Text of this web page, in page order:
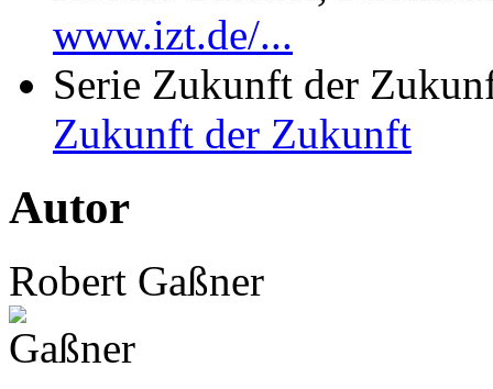
www.izt.de/...
Serie Zukunft der
Zukunft der Zukunft
Autor
Robert Gaßner